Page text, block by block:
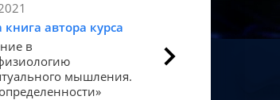
автора курса
в
мышления.
Статья в Forbes
Как мозг
«счастье».